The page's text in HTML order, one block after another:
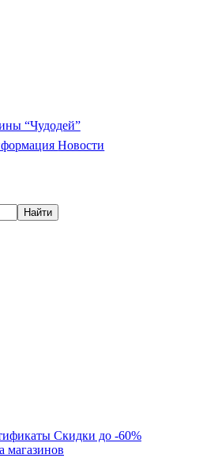
“Чудодей”
Новости
Найти
Скидки до -60%
магазинов